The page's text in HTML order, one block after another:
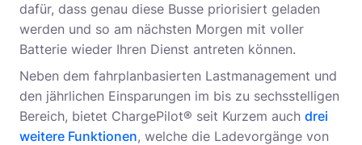
dafür, dass genau diese Busse priorisiert geladen
werden und so am nächsten Morgen mit voller
Batterie wieder Ihren Dienst antreten können.
Neben dem fahrplanbasierten Lastmanagement und
den jährlichen Einsparungen im bis zu sechsstelligen
Bereich, bietet ChargePilot® seit Kurzem auch drei
weitere Funktionen, welche die Ladevorgänge von